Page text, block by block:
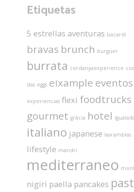
Etiquetas
5 estrellas aventuras bacardi
bravas brunch burguer
burrata cerdanyaexperience
das eggs eixample eventos
experiencias flexi foodtrucks
gourmet gràcia hotel
italiano japanese lasramblas
lifestyle mandri
mediterraneo
nigiri paella pancakes